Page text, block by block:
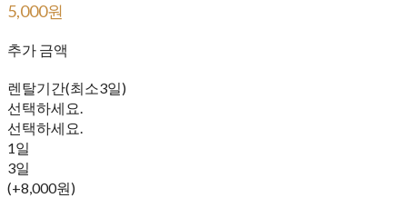
5,000원
추가 금액
렌탈기간(최소3일)
선택하세요.
선택하세요.
1일
3일
(+8,000원)